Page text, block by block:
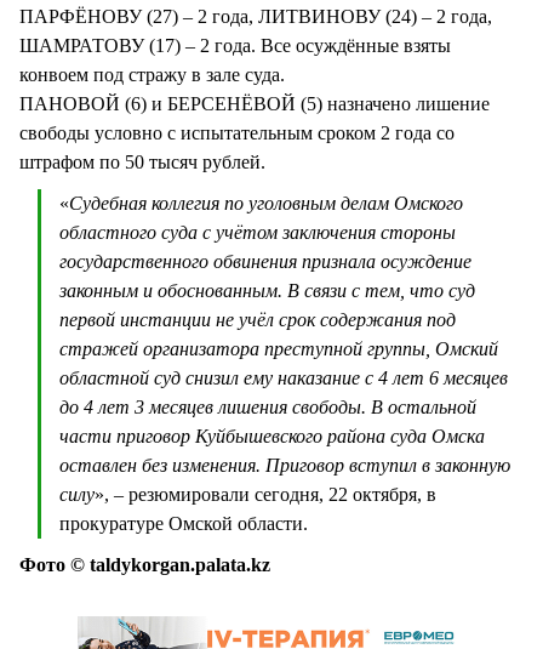
ПАРФЁНОВУ (27) – 2 года, ЛИТВИНОВУ (24) – 2 года,
ШАМРАТОВУ (17) – 2 года. Все осуждённые взяты
конвоем под стражу в зале суда.
ПАНОВОЙ (6) и БЕРСЕНЁВОЙ (5) назначено лишение
свободы условно с испытательным сроком 2 года со
штрафом по 50 тысяч рублей.
«Судебная коллегия по уголовным делам Омского
областного суда с учётом заключения стороны
государственного обвинения признала осуждение
законным и обоснованным. В связи с тем, что суд
первой инстанции не учёл срок содержания под
стражей организатора преступной группы, Омский
областной суд снизил ему наказание с 4 лет 6 месяцев
до 4 лет 3 месяцев лишения свободы. В остальной
части приговор Куйбышевского района суда Омска
оставлен без изменения. Приговор вступил в законную
силу», – резюмировали сегодня, 22 октября, в
прокуратуре Омской области.
Фото © taldykorgan.palata.kz